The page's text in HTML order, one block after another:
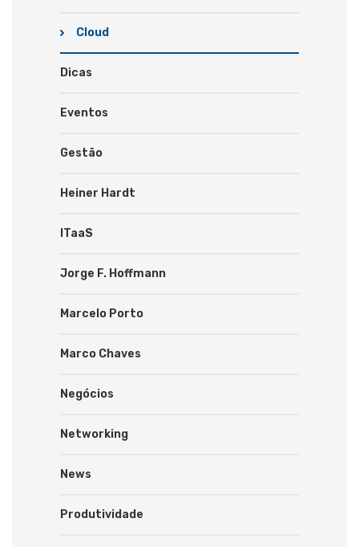
Cloud
Dicas
Eventos
Gestão
Heiner Hardt
ITaaS
Jorge F. Hoffmann
Marcelo Porto
Marco Chaves
Negócios
Networking
News
Produtividade